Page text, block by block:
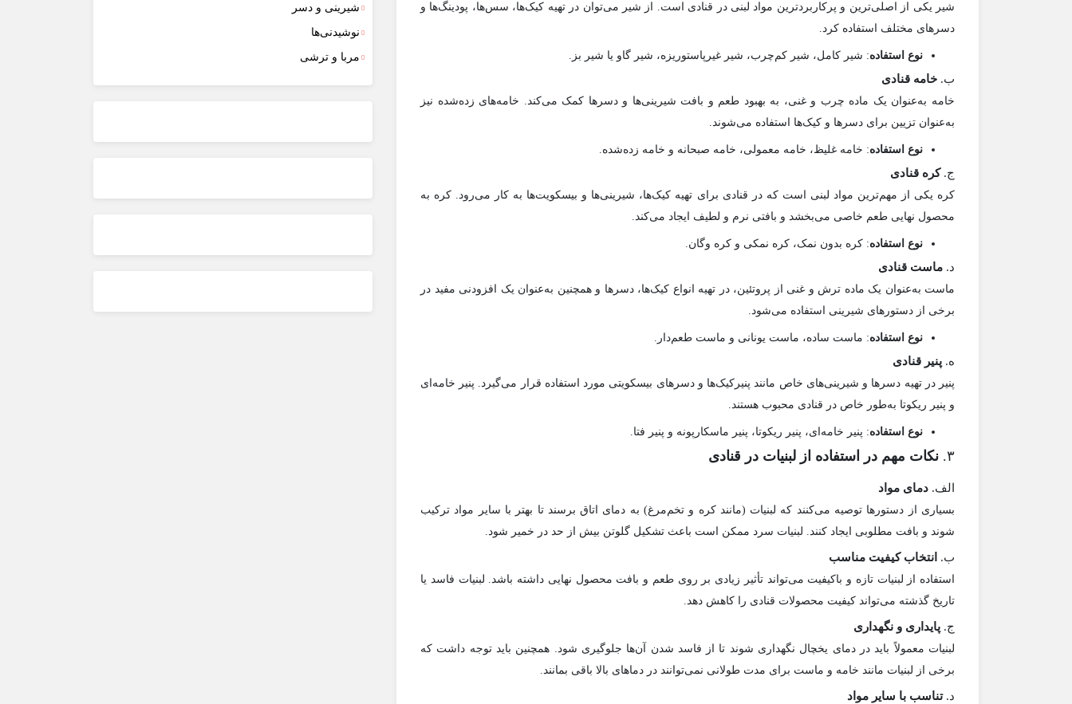
شیر یکی از اصلی‌ترین و پرکاربردترین مواد لبنی در قنادی است. از شیر می‌توان در تهیه کیک‌ها، سس‌ها، پودینگ‌ها و
دسرهای مختلف استفاده کرد.
نوع استفاده: شیر کامل، شیر کم‌چرب، شیر غیرپاستوریزه، شیر گاو یا شیر بز.
ب. خامه قنادی
خامه به‌عنوان یک ماده چرب و غنی، به بهبود طعم و بافت شیرینی‌ها و دسرها کمک می‌کند. خامه‌های زده‌شده نیز
به‌عنوان تزیین برای دسرها و کیک‌ها استفاده می‌شوند.
نوع استفاده: خامه غلیظ، خامه معمولی، خامه صبحانه و خامه زده‌شده.
ج.کره قنادی
کره یکی از مهم‌ترین مواد لبنی است که در قنادی برای تهیه کیک‌ها، شیرینی‌ها و بیسکویت‌ها به کار می‌رود. کره به
محصول نهایی طعم خاصی می‌بخشد و بافتی نرم و لطیف ایجاد می‌کند.
نوع استفاده: کره بدون نمک، کره نمکی و کره وگان.
د. ماست قنادی
ماست به‌عنوان یک ماده ترش و غنی از پروتئین، در تهیه انواع کیک‌ها، دسرها و همچنین به‌عنوان یک افزودنی مفید در
برخی از دستورهای شیرینی استفاده می‌شود.
نوع استفاده: ماست ساده، ماست یونانی و ماست طعم‌دار.
ه. پنیر قنادی
پنیر در تهیه دسرها و شیرینی‌های خاص مانند پنیرکیک‌ها و دسرهای بیسکویتی مورد استفاده قرار می‌گیرد. پنیر خامه‌ای
و پنیر ریکوتا به‌طور خاص در قنادی محبوب هستند.
نوع استفاده: پنیر خامه‌ای، پنیر ریکوتا، پنیر ماسکارپونه و پنیر فتا.
۳. نکات مهم در استفاده از لبنیات در قنادی
الف. دمای مواد
بسیاری از دستورها توصیه می‌کنند که لبنیات (مانند کره و تخم‌مرغ) به دمای اتاق برسند تا بهتر با سایر مواد ترکیب
شوند و بافت مطلوبی ایجاد کنند. لبنیات سرد ممکن است باعث تشکیل گلوتن بیش از حد در خمیر شود.
ب. انتخاب کیفیت مناسب
استفاده از لبنیات تازه و باکیفیت می‌تواند تأثیر زیادی بر روی طعم و بافت محصول نهایی داشته باشد. لبنیات فاسد یا
تاریخ گذشته می‌تواند کیفیت محصولات قنادی را کاهش دهد.
ج. پایداری و نگهداری
لبنیات معمولاً باید در دمای یخچال نگهداری شوند تا از فاسد شدن آن‌ها جلوگیری شود. همچنین باید توجه داشت که
برخی از لبنیات مانند خامه و ماست برای مدت طولانی نمی‌توانند در دماهای بالا باقی بمانند.
د.تناسب با سایر مواد
شیرینی و دسر
نوشیدنی‌ها
مربا و ترشی